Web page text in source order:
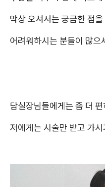
막상 오셔서는 궁금한 점
어려워하시는 분들이 많으
담실장님들에게는 좀 더
저에게는 시술만 받고 가